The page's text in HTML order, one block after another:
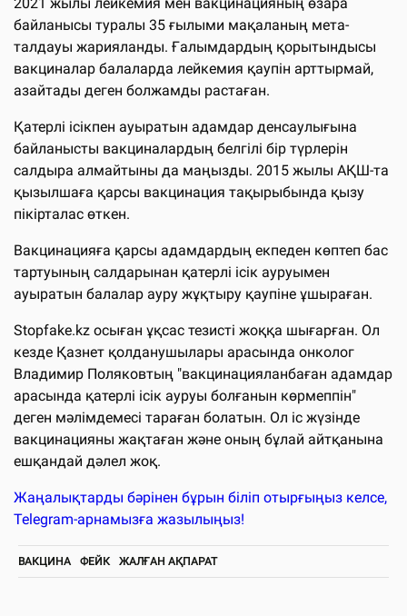
байланысы туралы 35 ғылыми мақаланың мета-
талдауы жарияланды. Ғалымдардың қорытындысы
вакциналар балаларда лейкемия қаупін арттырмай,
азайтады деген болжамды растаған.
Қатерлі ісікпен ауыратын адамдар денсаулығына
байланысты вакциналардың белгілі бір түрлерін
салдыра алмайтыны да маңызды. 2015 жылы АҚШ-та
қызылшаға қарсы вакцинация тақырыбында қызу
пікірталас өткен.
Вакцинацияға қарсы адамдардың екпеден көптеп бас
тартуының салдарынан қатерлі ісік ауруымен
ауыратын балалар ауру жұқтыру қаупіне ұшыраған.
Stopfake.kz осыған ұқсас тезисті жоққа шығарған. Ол
кезде Қазнет қолданушылары арасында онколог
Владимир Поляковтың "вакцинацияланбаған адамдар
арасында қатерлі ісік ауруы болғанын көрмеппін"
деген мәлімдемесі тараған болатын. Ол іс жүзінде
вакцинацияны жақтаған және оның бұлай айтқанына
ешқандай дәлел жоқ.
Жаңалықтарды бәрінен бұрын біліп отырғыңыз келсе,
Telegram-арнамызға жазылыңыз!
ВАКЦИНА ФЕЙК ЖАЛҒАН АҚПАРАТ